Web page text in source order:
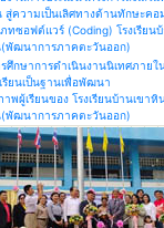
สู่ความเป็นเลิศทางด้านทักษะคอ
ภทซอฟต์แวร์ (Coding) โรงเรียน
พัฒนาการภาคตะวันออก)
ศึกษาการดำเนินงานนิเทศภายใ
รียนเป็นฐานเพื่อพัฒนา
พผู้เรียนของ โรงเรียนบ้านเขาหิ
พัฒนาการภาคตะวันออก)